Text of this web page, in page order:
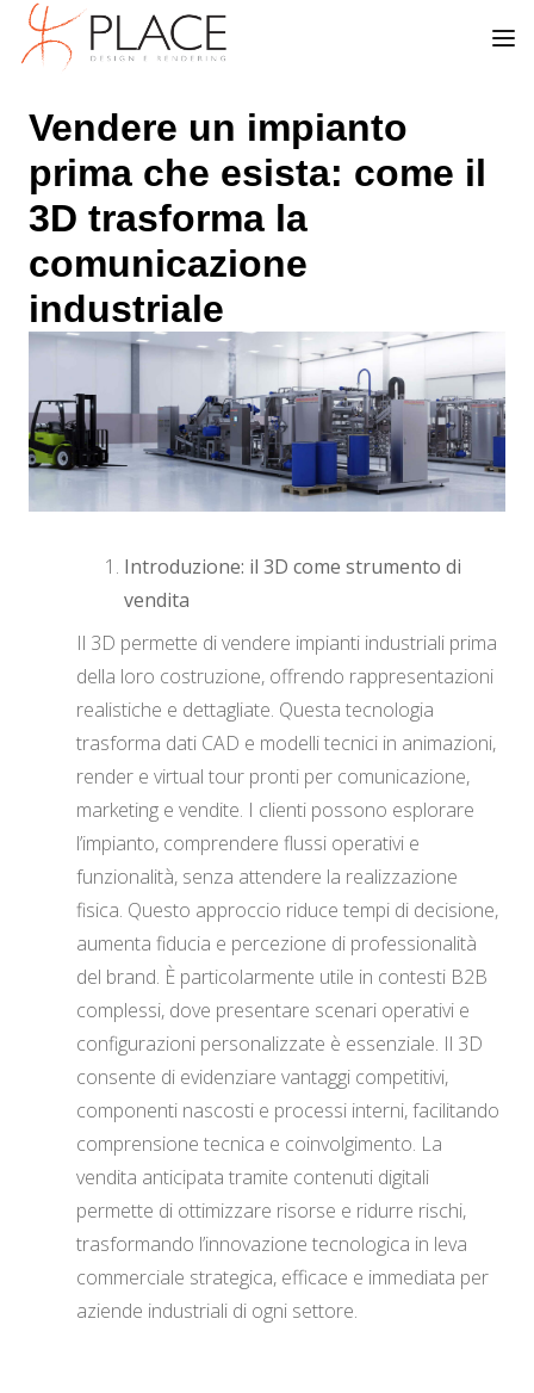
Vendere un impianto
prima che esista: come il
3D trasforma la
comunicazione
industriale
Introduzione: il 3D come strumento di
vendita
Il 3D permette di vendere impianti industriali prima
della loro costruzione, offrendo rappresentazioni
realistiche e dettagliate. Questa tecnologia
trasforma dati CAD e modelli tecnici in animazioni,
render e virtual tour pronti per comunicazione,
marketing e vendite. I clienti possono esplorare
l’impianto, comprendere flussi operativi e
funzionalità, senza attendere la realizzazione
fisica. Questo approccio riduce tempi di decisione,
aumenta fiducia e percezione di professionalità
del brand. È particolarmente utile in contesti B2B
complessi, dove presentare scenari operativi e
configurazioni personalizzate è essenziale. Il 3D
consente di evidenziare vantaggi competitivi,
componenti nascosti e processi interni, facilitando
comprensione tecnica e coinvolgimento. La
vendita anticipata tramite contenuti digitali
permette di ottimizzare risorse e ridurre rischi,
trasformando l’innovazione tecnologica in leva
commerciale strategica, efficace e immediata per
aziende industriali di ogni settore.